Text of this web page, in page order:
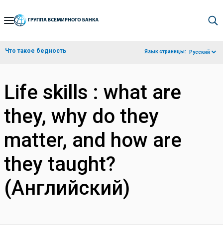
Skip
Navigation
Что такое бедность Язык страницы: Русский
Life skills : what are
they, why do they
matter, and how are
they taught?
(Английский)